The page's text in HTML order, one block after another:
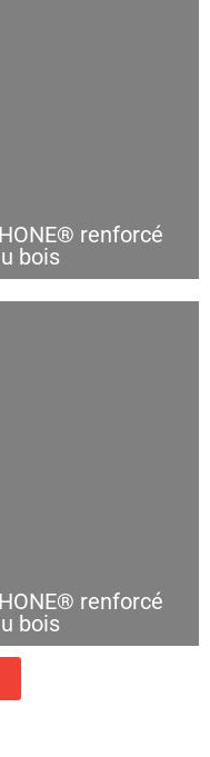
renforcé
bois
renforcé
bois